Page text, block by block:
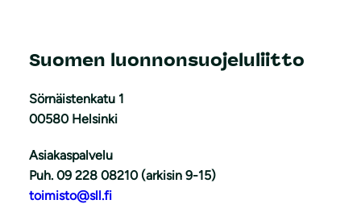
Suomen luonnonsuojeluliitto
Sörnäistenkatu 1
00580 Helsinki
Asiakaspalvelu
Puh. 09 228 08210 (arkisin 9-15)
toimisto@sll.fi